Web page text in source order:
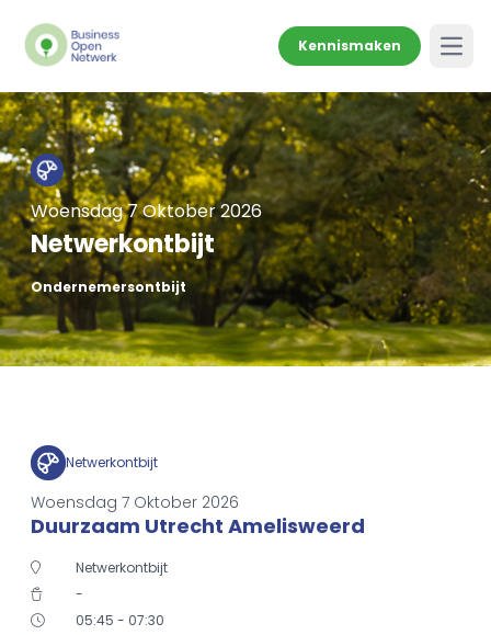
Kennismaken
Woensdag 7 Oktober 2026
Netwerkontbijt
Ondernemersontbijt
Netwerkontbijt
Woensdag 7 Oktober 2026
Duurzaam Utrecht Amelisweerd
Netwerkontbijt
-
05:45 - 07:30